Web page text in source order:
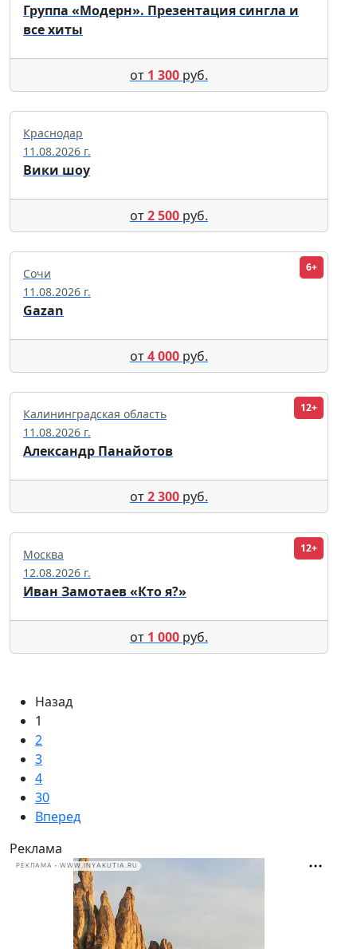
Реклама
РЕКЛАМА • WWW.INYAKUTIA.RU
Группа «Модерн». Презентация сингла и
все хиты
от 1 300 руб.
Краснодар
11.08.2026 г.
Вики шоу
от2 500 руб.
6+
Сочи
11.08.2026 г.
Gazan
от4 000 руб.
12+
Калининградская область
11.08.2026 г.
Александр Панайотов
от2 300 руб.
12+
Москва
12.08.2026 г.
Иван Замотаев «Кто я?»
от 1 000 руб.
Назад
1
2
3
4
30
Вперед